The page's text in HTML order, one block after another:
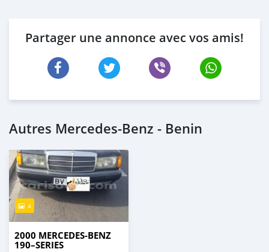
Partager une annonce avec vos amis!
Autres Mercedes-Benz - Benin
4
2000 MERCEDES-BENZ
190–SERIES